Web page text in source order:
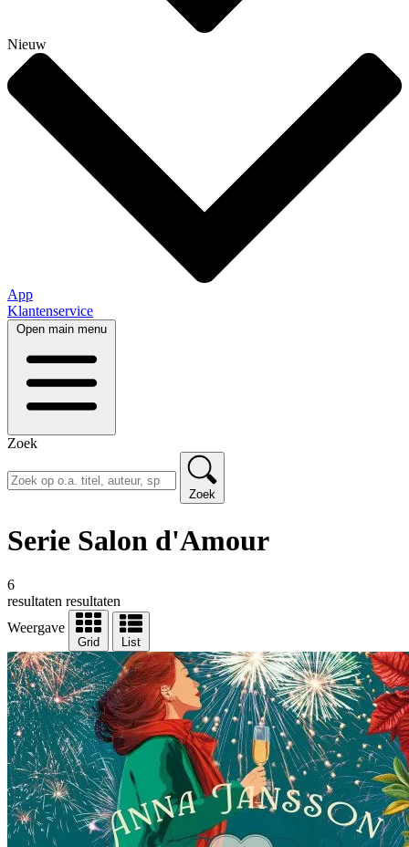
Nieuw
App
Klantenservice
Open main menu
Zoek
Zoek
Serie Salon d'Amour
6
resultaten resultaten
Weergave
Grid List